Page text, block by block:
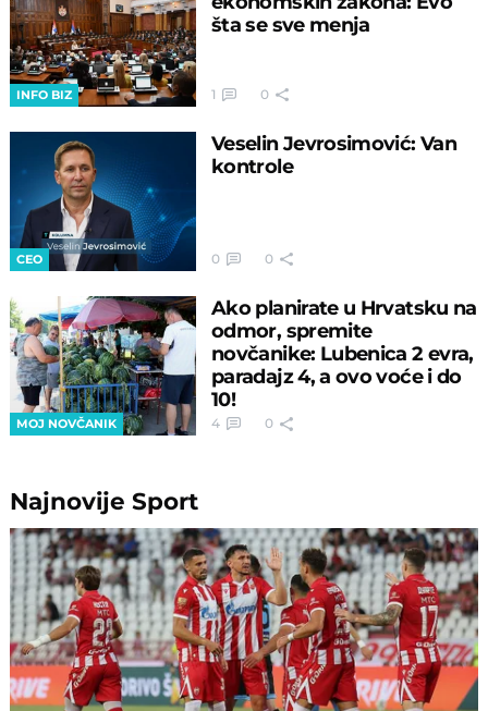
INFO BIZ
šta se sve menja
1 0
CEO
Veselin Jevrosimović: Van
kontrole
0 0
MOJ NOVČANIK
Ako planirate u Hrvatsku na
odmor, spremite
novčanike: Lubenica 2 evra,
paradajz 4, a ovo voće i do
10!
4 0
NajnovijeSport